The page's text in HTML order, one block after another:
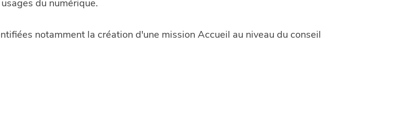
du numérique.
notamment la création d'une mission Accueil au niveau du conseil